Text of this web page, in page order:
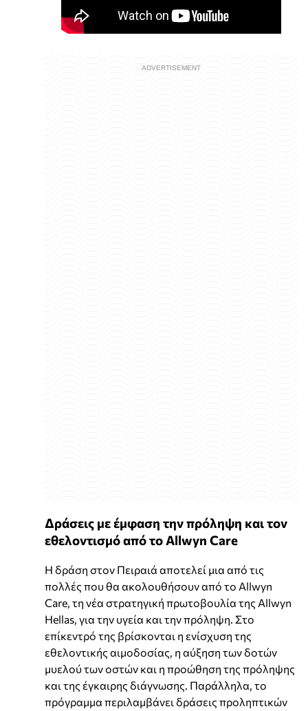
Δράσεις με έμφαση την πρόληψη και τον
εθελοντισμό από το Allwyn Care
Η δράση στον Πειραιά αποτελεί μια από τις
πολλές που θα ακολουθήσουν από το Allwyn
Care, τη νέα στρατηγική πρωτοβουλία της Allwyn
Hellas, για την υγεία και την πρόληψη. Στο
επίκεντρό της βρίσκονται η ενίσχυση της
εθελοντικής αιμοδοσίας, η αύξηση των δοτών
μυελού των οστών και η προώθηση της πρόληψης
και της έγκαιρης διάγνωσης. Παράλληλα, το
πρόγραμμα περιλαμβάνει δράσεις προληπτικών